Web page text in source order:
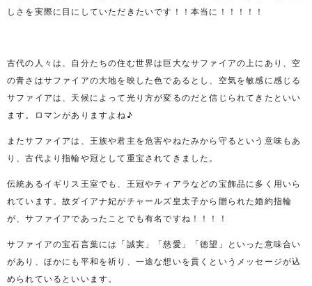
しさを実際に目にしていただきたいです！！本当に！！！！！
古代の人々は、自分たちの住む世界は巨大なサファイアの上にあり、空
の青さはサファイアの大地を映した色であるとし、空気を敏感に感じる
サファイアは、天候によって光り方が変るのだと信じられてきたといい
ます。ロマンがありますよね♪
またサファイアは、王族や君主を危害やねたみから守るという意味もあ
り、古代より指輪や冠として重宝されてきました。
伝統あるイギリス王室でも、王冠やティアラなどの宝飾品に多く用いら
れています。故ダイアナ妃がチャールズ皇太子から贈られた婚約指輪
が、サファイアであったことでも有名ですね！！！！
サファイアの宝石言葉には「誠実」「慈愛」「徳望」といった意味合い
があり、ほかにも平和を祈り、一途な想いを貫くというメッセージが込
められているといいます。